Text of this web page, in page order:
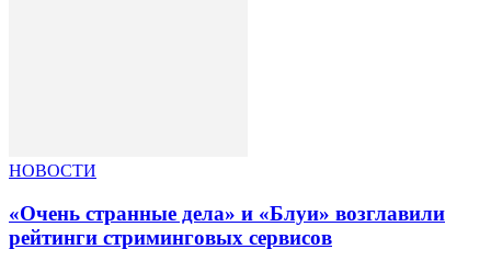
НОВОСТИ
«Очень странные дела» и «Блуи» возглавили
рейтинги стриминговых сервисов